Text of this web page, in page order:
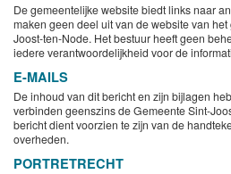
De gemeentelijke website biedt links naar
maken geen deel uit van de website van
Joost-ten-Node. Het bestuur heeft geen
iedere verantwoordelijkheid voor de
E-MAILS
De inhoud van dit bericht en zijn bijlagen
verbinden geenszins de Gemeente Sint-
bericht dient voorzien te zijn van de
overheden.
PORTRETRECHT